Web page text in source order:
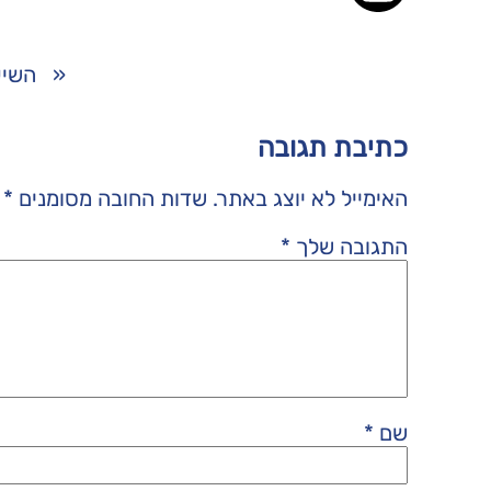
«
כתיבת תגובה
האימייל לא יוצג באתר. שדות החובה מסומנים *
התגובה שלך *
שם *